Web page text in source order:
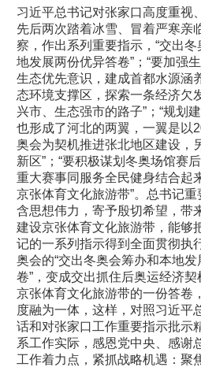
习近平总书记对张家口高度重视
先后两次踏着冰雪、冒着严寒亲
察，作出系列重要指示，“交出
地发展两份优异答卷”；“要加强
生态优先意识，建成首都水源涵
态环境支撑区，探索一条经济欠
兴市、生态强市的路子”；“规划
也形成了河北的两翼，一翼是以
奥会为契机推进张北地区建设，
新区”；“要积极谋划冬奥场馆赛
重大赛事同服务全民健身结合起
京张体育文化旅游带”。总书记
含思想伟力，寄予殷切希望，带
建设京张体育文化旅游带，能够
记的一系列指示得到全面贯彻执
奥会的“交出冬奥会筹办和本地
卷”，变成交出抓住后奥运经济
京张体育文化旅游带的一份答卷
度融为一体，这样，对照习近平
话和对张家口工作重要指示批示
系工作实际，感恩党中央、感谢
工作着力点，紧抓战略机遇：聚